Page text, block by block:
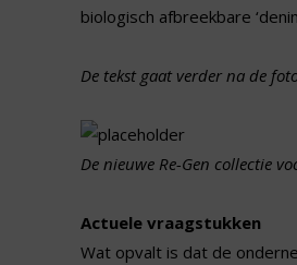
biologisch afbreekbare
De tekst gaat verder na de
De nieuwe Re-Gen collectie
Actuele vraagstukken
Wat opvalt is dat de